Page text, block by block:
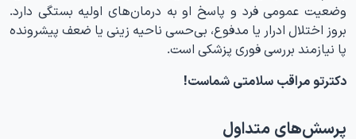
وضعیت عمومی فرد و پاسخ او به درمان‌های اولیه بستگی دارد.
بروز اختلال ادرار یا مدفوع، بی‌حسی ناحیه زینی یا ضعف پیشرونده
پا نیازمند بررسی فوری پزشکی است.
دکترتو مراقب سلامتی شماست!
پرسش‌های متداول